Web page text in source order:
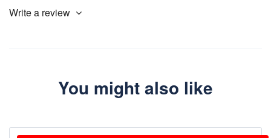
Write a review
You might also like